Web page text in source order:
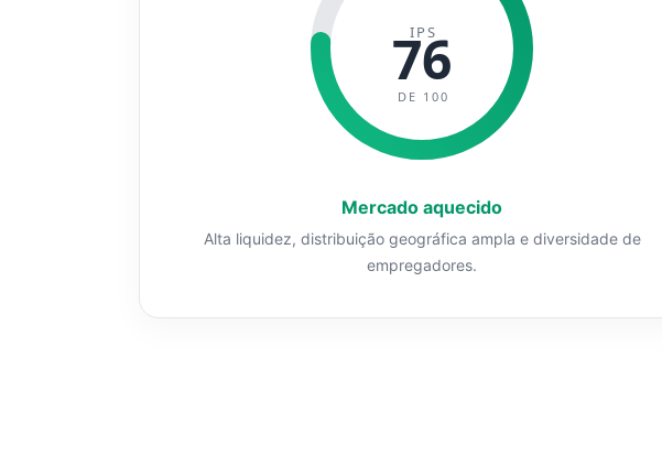
IPS
76
DE 100
Mercado aquecido
Alta liquidez, distribuição geográfica ampla e diversidade de
empregadores.